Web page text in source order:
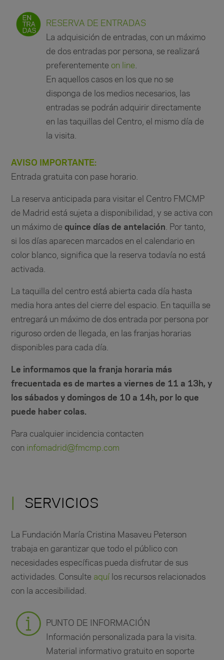
RESERVA DE ENTRADAS
La adquisición de entradas, con un máximo
de dos entradas por persona, se realizará
preferentemente on line
En aquellos casos en los que no se
disponga de los medios necesarios, las
entradas se podrán adquirir directamente
en las taquillas del Centro, el mismo día de
la visita.
AVISO IMPORTANTE:
Entrada gratuita con pase horario.
La reserva anticipada para visitar el Centro FMCMP
de Madrid está sujeta a disponibilidad, y se activa con
un máximo dequince días de antelación . Por tanto,
si los días aparecen marcados en el calendario en
color blanco, significa que la reserva todavía no está
activada.
La taquilla del centro está abierta cada día hasta
media hora antes del cierre del espacio. En taquilla se
entregará un máximo de dos entrada por persona por
riguroso orden de llegada, en las franjas horarias
disponibles para cada día.
Le informamos que la franja horaria más
frecuentada es de martes a viernes de 11 a 13h, y
los sábados y domingos de 10 a 14h, por lo que
puede haber colas.
Para cualquier incidencia contacten
con infomadrid@fmcmp.com
SERVICIOS
La Fundación María Cristina Masaveu Peterson
trabaja en garantizar que todo el público con
necesidades específicas pueda disfrutar de sus
actividades. Consulte aquí los recursos relacionados
con la accesibilidad.
PUNTO DE INFORMACIÓN
Información personalizada para la visita.
Material informativo gratuito en soporte